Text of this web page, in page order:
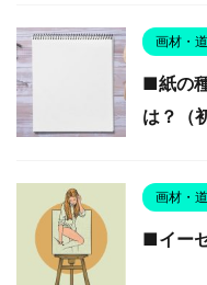
画材・
■紙の
は？（
画材・
■イー